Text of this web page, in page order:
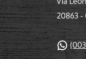
20863 -